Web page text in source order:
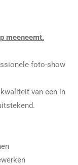
meeneemt.
foto-show
van een in